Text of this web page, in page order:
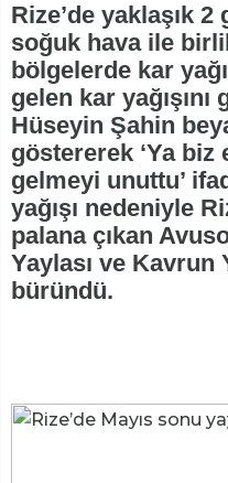
Rize’de yaklaşık
soğuk hava ile
bölgelerde kar
gelen kar
Hüseyin Şahin
göstererek ‘Ya
gelmeyi unuttu’
yağışı nedeniyle
palana çıkan
Yaylası ve Kavrun
büründü.